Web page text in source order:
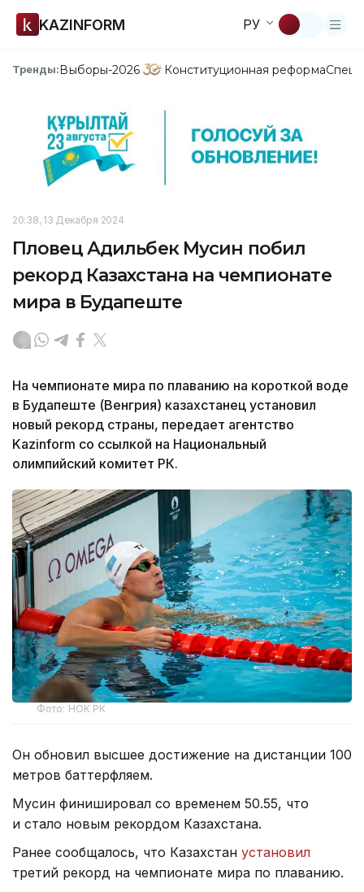
KAZINFORM РУ
Тренды:Выборы-2026 Конституционная реформа
20:38, 13 Декабря 2024
Пловец Адильбек Мусин побил
рекорд Казахстана на чемпионате
мира в Будапеште
На чемпионате мира по плаванию на короткой воде
в Будапеште (Венгрия) казахстанец установил
новый рекорд страны, передает агентство
Kazinform со ссылкой на Национальный
олимпийский комитет РК.
Фото: НОК РК
Он обновил высшее достижение на дистанции 100
метров баттерфляем.
Мусин финишировал со временем 50.55, что
и стало новым рекордом Казахстана.
Ранее сообщалось, что Казахстан установил
третий рекорд на чемпионате мира по плаванию.